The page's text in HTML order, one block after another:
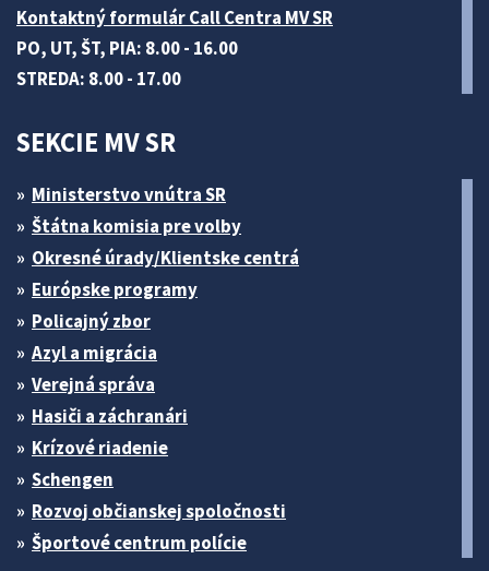
Kontaktný formulár Call Centra MV SR
PO, UT, ŠT, PIA: 8.00 - 16.00
STREDA: 8.00 - 17.00
SEKCIE MV SR
Ministerstvo vnútra SR
Štátna komisia pre volby
Okresné úrady/Klientske centrá
Európske programy
Policajný zbor
Azyl a migrácia
Verejná správa
Hasiči a záchranári
Krízové riadenie
Schengen
Rozvoj občianskej spoločnosti
Športové centrum polície